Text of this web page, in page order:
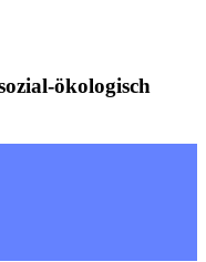
ökologisch